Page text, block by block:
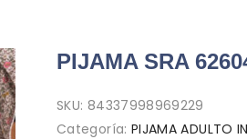
PIJAMA SRA
SKU: 84337998969229
Categoría: PIJAMA ADULTO